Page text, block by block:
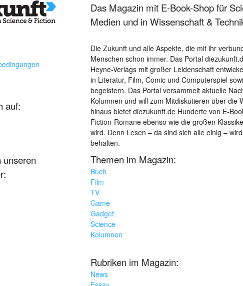
auf:
unseren
Das Magazin mit E-Book-Shop für
Medien und in Wissenschaft &
Die Zukunft und alle Aspekte, die mit ihr
Menschen schon immer. Das Portal
Heyne-Verlags mit großer Leidenschaft
in Literatur, Film, Comic und Computerspiel
begeistern. Das Portal versammelt aktuelle
Kolumnen und will zum Mitdiskutieren über
hinaus bietet diezukunft.de Hunderte von E-
Fiction-Romane ebenso wie die großen
wird. Denn Lesen – da sind sich alle einig –
behalten.
Themen im Magazin:
Buch
Film
TV
Game
Gadget
Science
Kolumnen
Rubriken im Magazin:
News